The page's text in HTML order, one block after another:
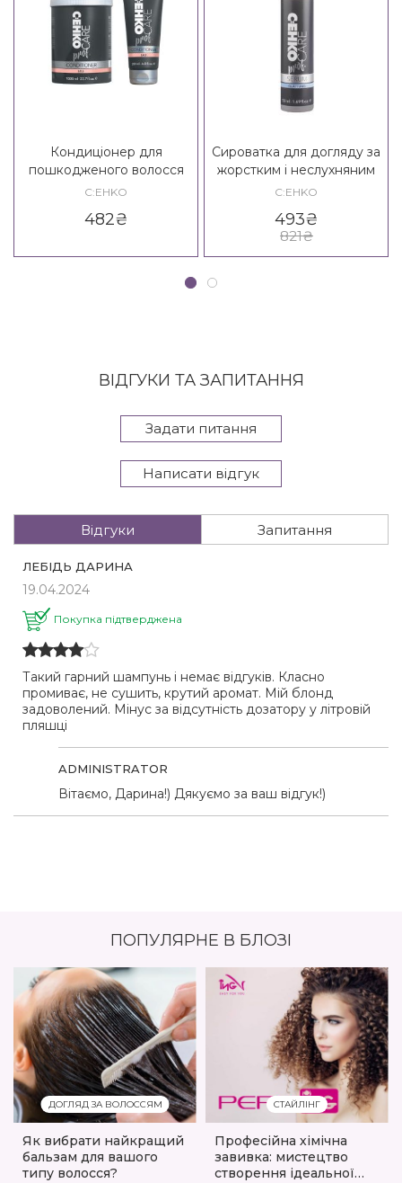
Кондиціонер для
пошкодженого волосся
C:EHKO Care Prof. SOS
C:EHKO
482₴
Сироватка для догляду за
жорстким і неслухняним
волоссям C:EHKO Care
C:EHKO
493₴
821₴
ВІДГУКИ ТА ЗАПИТАННЯ
Задати питання
Написати відгук
Відгуки Запитання
ЛЕБІДЬ ДАРИНА
19.04.2024
Покупка підтверджена
Такий гарний шампунь і немає відгуків. Класно
промиває, не сушить, крутий аромат. Мій блонд
задоволений. Мінус за відсутність дозатору у літровій
пляшці
ADMINISTRATOR
Вітаємо, Дарина!) Дякуємо за ваш відгук!)
ПОПУЛЯРНЕ В БЛОЗІ
ДОГЛЯД ЗА ВОЛОССЯМ
Як вибрати найкращий
бальзам для вашого
типу волосся?
СТАЙЛІНГ
Професійна хімічна
завивка: мистецтво
створення ідеальної